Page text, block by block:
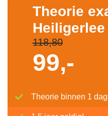
Theorie
Heiligerlee
118,80
99,-
Theorie binnen 1